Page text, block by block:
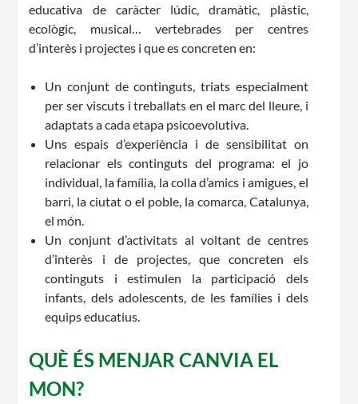
educativa de caràcter lúdic, dramàtic, plàstic,
ecològic, musical… vertebrades per centres
d’interès i projectes i que es concreten en:
Un conjunt de continguts, triats especialment
per ser viscuts i treballats en el marc del lleure, i
adaptats a cada etapa psicoevolutiva.
Uns espais d’experiència i de sensibilitat on
relacionar els continguts del programa: el jo
individual, la família, la colla d’amics i amigues, el
barri, la ciutat o el poble, la comarca, Catalunya,
el món.
Un conjunt d’activitats al voltant de centres
d’interès i de projectes, que concreten els
continguts i estimulen la participació dels
infants, dels adolescents, de les famílies i dels
equips educatius.
QUÈ ÉS MENJAR CANVIA EL
MON?
SUPORT TERCER SECTOR
CONEIX FUNDESPLAI
La Fundació
L'equip
Els comptes clars
Memòria d'activitats